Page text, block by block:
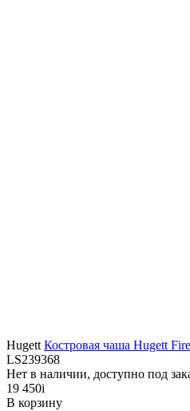
Hugett Костровая чаша Hugett
LS239368
Нет в наличии, доступно под
19 450i
В корзину